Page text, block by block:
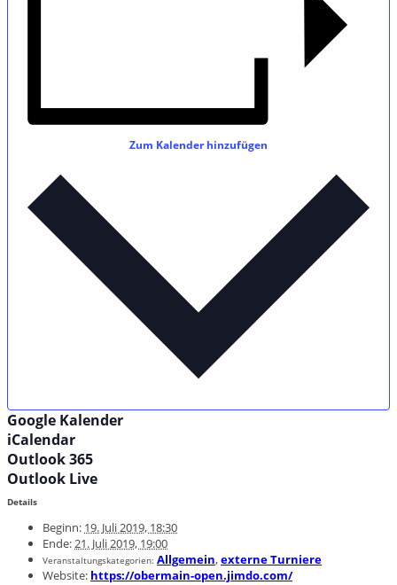
Zum Kalender hinzufügen
Google Kalender
iCalendar
Outlook 365
Outlook Live
Details
Beginn: 19. Juli 2019, 18:30
Ende:21. Juli 2019, 19:00
Veranstaltungskategorien: Allgemein,externe Turniere
Website: https://obermain-open.jimdo.com/